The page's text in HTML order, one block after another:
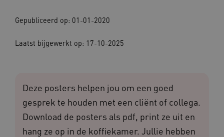
Gepubliceerd op: 01-01-2020
Laatst bijgewerkt op: 17-10-2025
Deze posters helpen jou om een goed
gesprek te houden met een cliënt of collega.
Download de posters als pdf, print ze uit en
hang ze op in de koffiekamer. Jullie hebben